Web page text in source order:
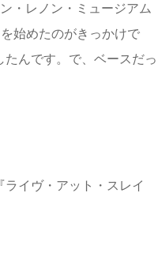
・レノン・ミュージアム
始めたのがきっかけで
んです。で、ベースだっ
イヴ・アット・スレイ